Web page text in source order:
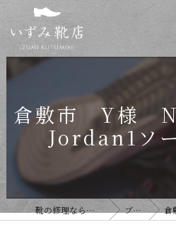
倉敷市 Y様
Jordan1ソ
靴の修理ならいずみ靴店 ブログ 倉